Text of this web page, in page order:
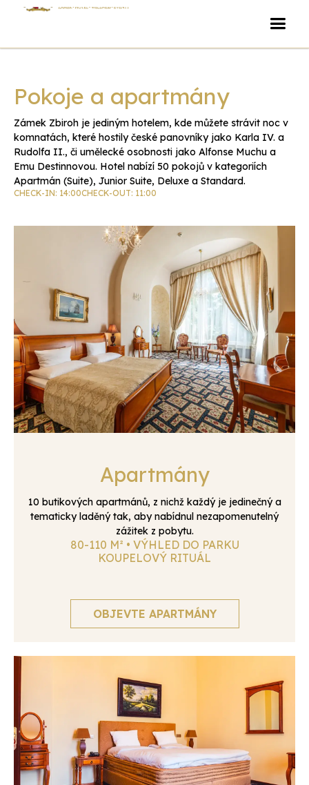
Pokoje a apartmány
Zámek Zbiroh je jediným hotelem, kde můžete strávit noc v
komnatách, které hostily české panovníky jako Karla IV. a
Rudolfa II., či umělecké osobnosti jako Alfonse Muchu a
Emu Destinnovou. Hotel nabízí 50 pokojů v kategoriích
Apartmán (Suite), Junior Suite, Deluxe a Standard.
CHECK-IN: 14:00CHECK-OUT: 11:00
Apartmány
10 butikových apartmánů, z nichž každý je jedinečný a
tematicky laděný tak, aby nabídnul nezapomenutelný
zážitek z pobytu.
80-110 M² • VÝHLED DO PARKU
KOUPELOVÝ RITUÁL
OBJEVTE APARTMÁNY